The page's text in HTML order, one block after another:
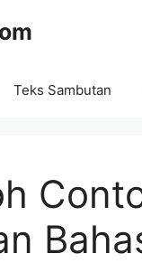
Teks Sambutan